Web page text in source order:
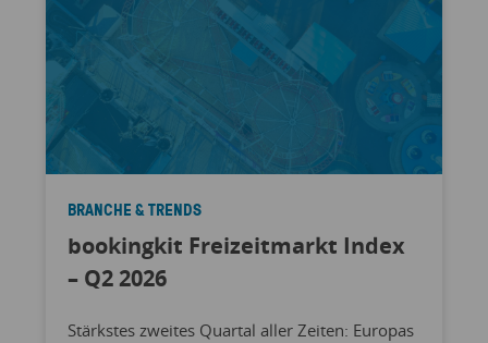
BRANCHE & TRENDS
bookingkit Freizeitmarkt Index
– Q2 2026
Stärkstes zweites Quartal aller Zeiten: Europas